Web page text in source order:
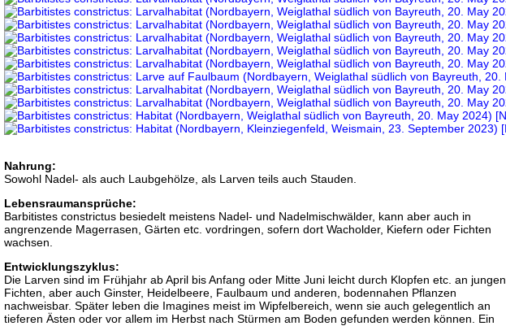
Nahrung:
Sowohl Nadel- als auch Laubgehölze, als Larven teils auch Stauden.
Lebensraumansprüche:
Barbitistes constrictus besiedelt meistens Nadel- und Nadelmischwälder, kann aber auch in
angrenzende Magerrasen, Gärten etc. vordringen, sofern dort Wacholder, Kiefern oder Fichten
wachsen.
Entwicklungszyklus:
Die Larven sind im Frühjahr ab April bis Anfang oder Mitte Juni leicht durch Klopfen etc. an jungen
Fichten, aber auch Ginster, Heidelbeere, Faulbaum und anderen, bodennahen Pflanzen
nachweisbar. Später leben die Imagines meist im Wipfelbereich, wenn sie auch gelegentlich an
tieferen Ästen oder vor allem im Herbst nach Stürmen am Boden gefunden werden können. Ein